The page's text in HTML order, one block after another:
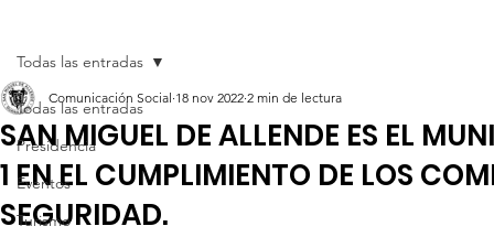
Todas las entradas
Presidencia
Eventos
Turismo
Todas las entradas
SAN MIGUEL DE ALLENDE ES EL
1 EN EL CUMPLIMIENTO DE LOS
SEGURIDAD.
Comunicación Social 18 nov 2022 2 min de lectura